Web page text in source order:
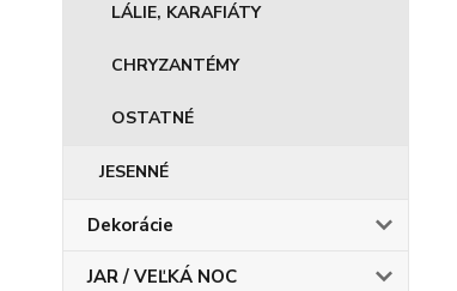
LÁLIE, KARAFIÁTY
CHRYZANTÉMY
OSTATNÉ
JESENNÉ
Dekorácie
JAR / VEĽKÁ NOC